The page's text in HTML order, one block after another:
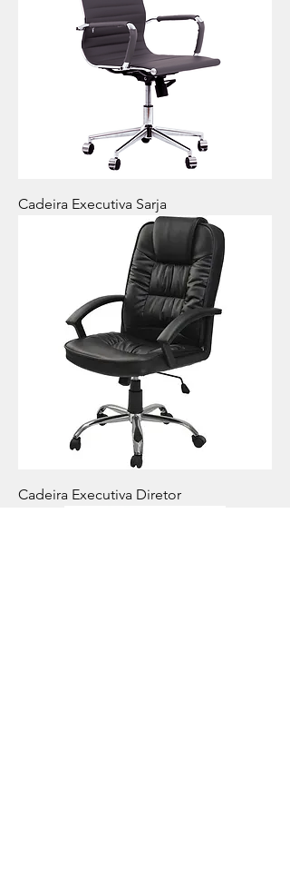
Cadeira Executiva Sarja
Cadeira Executiva Diretor